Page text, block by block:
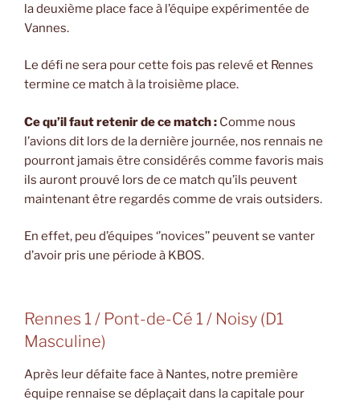
la deuxième place face à l’équipe expérimentée de
Vannes.
Le défi ne sera pour cette fois pas relevé et Rennes
termine ce match à la troisième place.
Ce qu’il faut retenir de ce match : Comme nous
l’avions dit lors de la dernière journée, nos rennais ne
pourront jamais être considérés comme favoris mais
ils auront prouvé lors de ce match qu’ils peuvent
maintenant être regardés comme de vrais outsiders.
En effet, peu d’équipes ‘’novices’’ peuvent se vanter
d’avoir pris une période à KBOS.
Rennes 1 / Pont-de-Cé 1 / Noisy (D1
Masculine)
Après leur défaite face à Nantes, notre première
équipe rennaise se déplaçait dans la capitale pour